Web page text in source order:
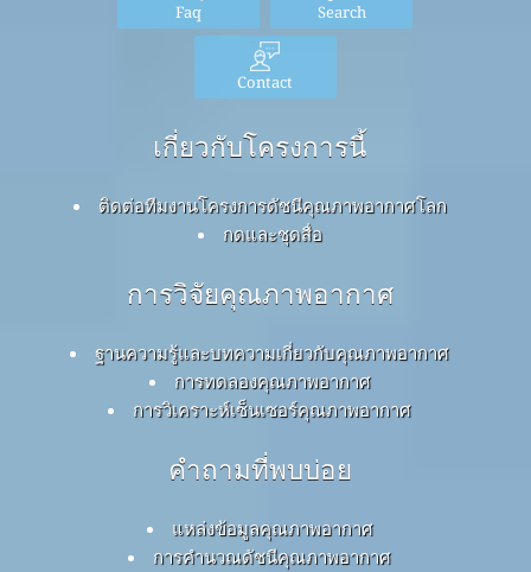
Faq Search
Contact
เกี่ยวกับโครงการนี้
ติดต่อทีมงานโครงการดัชนีคุณภาพอากาศโลก
กดและชุดสื่อ
การวิจัยคุณภาพอากาศ
ฐานความรู้และบทความเกี่ยวกับคุณภาพอากาศ
การทดลองคุณภาพอากาศ
การวิเคราะห์เซ็นเซอร์คุณภาพอากาศ
คำถามที่พบบ่อย
แหล่งข้อมูลคุณภาพอากาศ
การคำนวณดัชนีคุณภาพอากาศ